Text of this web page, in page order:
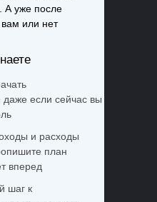
А уже после
или нет
даже если сейчас вы
и расходы
план
вперед
шаг к